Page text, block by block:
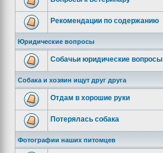
Рекомендации по содержанию
Юридические вопросы
Собачьи юридические вопросы
Собака и хозяин ищут друг друга
Отдам в хорошие руки
Потерялась собака
Фотографии наших питомцев